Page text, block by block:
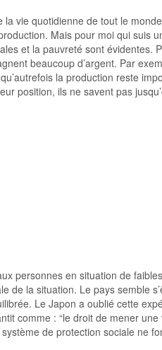
vie quotidienne de tout le
Mais pour moi qui suis
et la pauvreté sont évidentes.
beaucoup d’argent. Par
la production reste
position, ils ne savent pas
personnes en situation de
de la situation. Le pays semble
Le Japon a oublié cette
comme : “le droit de mener
de protection sociale ne